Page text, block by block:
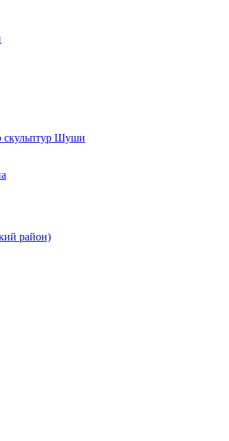
скульптур Шуши
район)